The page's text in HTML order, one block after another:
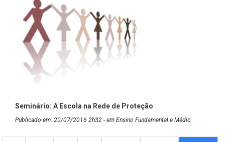
Seminário: A Escola na Rede de Proteção
Publicado em: 20/07/2016 2h32 - em Ensino Fundamental e Médio